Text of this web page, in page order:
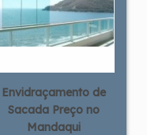
Envidraçamento de
Sacada Preço no
Mandaqui